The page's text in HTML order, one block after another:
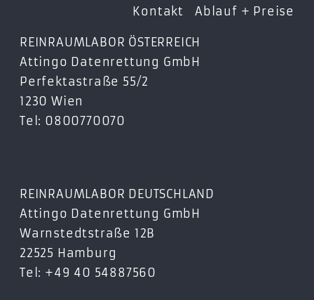
Kontakt
Ablauf + Preise
REINRAUMLABOR ÖSTERREICH
Attingo Datenrettung GmbH
Perfektastraße 55/2
1230 Wien
Tel: 0800770070
REINRAUMLABOR DEUTSCHLAND
Attingo Datenrettung GmbH
Warnstedtstraße 12B
22525 Hamburg
Tel: +49 40 54887560